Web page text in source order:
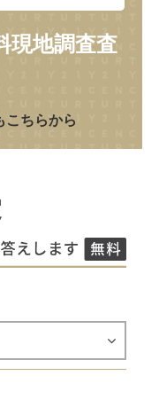
現地調査査
こちらから